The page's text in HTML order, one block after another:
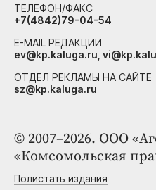
© 2007–2026. ООО
«Комсомольская
Полистать издания
ТЕЛЕФОН/ФАКС
+7(4842)79-04-54
E-MAIL РЕДАКЦИИ
ev@kp.kaluga.ru,
ОТДЕЛ РЕКЛАМЫ НА САЙТЕ
sz@kp.kaluga.ru